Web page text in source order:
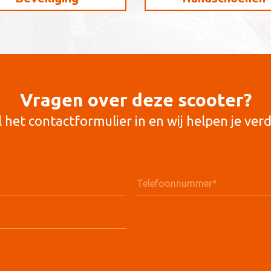
Vragen over deze scooter?
het contactformulier in en wij helpen je